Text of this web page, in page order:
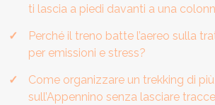
ti lascia a piedi davanti a una
Perché il treno batte l’aereo sulla
per emissioni e stress?
Come organizzare un trekking di
sull’Appennino senza lasciare